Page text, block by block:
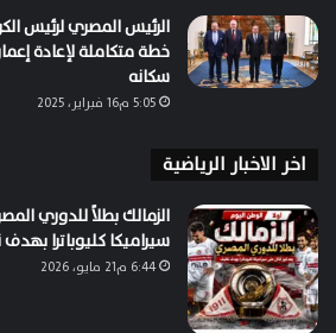
الرئيس المصري لرئيس
خطة متكاملة لإعادة
سكانه
5:05 م16 فبراير، 2025
اخر الاخبار الرياضية
الزمالك بطلاً للدوري
سيراميكا كليوباترا
6:44 م21 مايو، 2026